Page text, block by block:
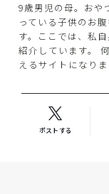
9歳男児の母。おや
っている子供のお
す。ここでは、私
紹介しています。
えるサイトになりま
ポストする